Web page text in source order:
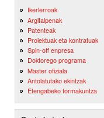
Ikerlerroak
Argitalpenak
Patenteak
Proiektuak eta kontratuak
Spin-off enpresa
Doktorego programa
Master ofiziala
Antolatutako ekintzak
Etengabeko formakuntza